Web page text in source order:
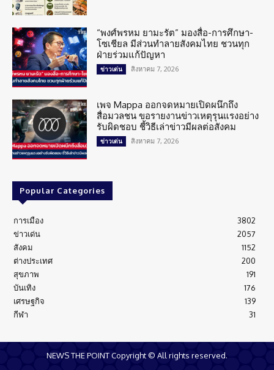
“พงศ์พรหม ยามะรัต” มองสื่อ-การศึกษา-
โซเชียล มีส่วนทำลายสังคมไทย ชวนทุก
ฝ่ายร่วมแก้ปัญหา
ข่าวเด่น สิงหาคม 7, 2026
เพจ Mappa ออกจดหมายเปิดผนึกถึง
สื่อมวลชน ขอรายงานข่าวเหตุรุนแรงอย่าง
รับผิดชอบ ชี้วิธีเล่าข่าวมีผลต่อสังคม
ข่าวเด่น สิงหาคม 7, 2026
Popular Categories
การเมือง
3802
ข่าวเด่น
2057
สังคม
1152
ต่างประเทศ
200
สุขภาพ
191
บันเทิง
176
เศรษฐกิจ
139
กีฬา
31
NEWS THE POINT Copyright © All rights reserved.